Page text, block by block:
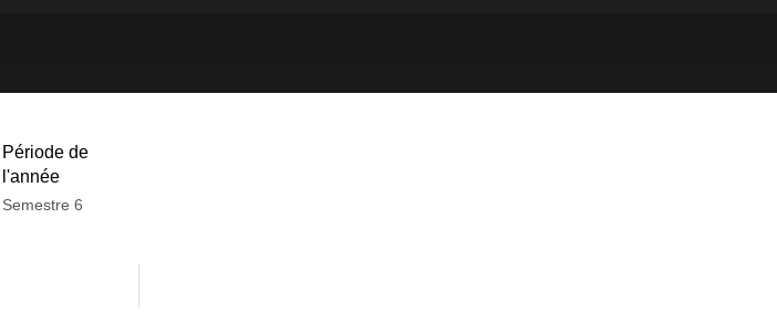
Période de
l'année
Semestre 6